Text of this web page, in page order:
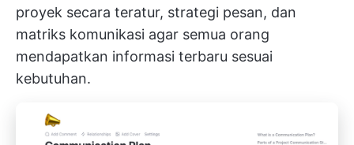
proyek secara teratur, strategi pesan, dan
matriks komunikasi agar semua orang
mendapatkan informasi terbaru sesuai
kebutuhan.